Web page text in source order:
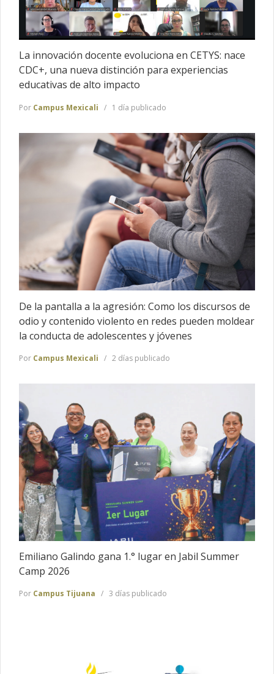
La innovación docente evoluciona en CETYS: nace
CDC+, una nueva distinción para experiencias
educativas de alto impacto
Por Campus Mexicali 1 día publicado
De la pantalla a la agresión: Como los discursos de
odio y contenido violento en redes pueden moldear
la conducta de adolescentes y jóvenes
Por Campus Mexicali 2 días publicado
Emiliano Galindo gana 1.° lugar en Jabil Summer
Camp 2026
Por Campus Tijuana 3 días publicado